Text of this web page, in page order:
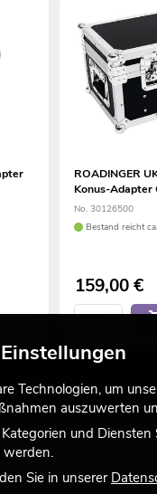
ROADINGER
Konus-Adapter
No. 30126500
Bestand reicht
159,00€
Technologien, um
auszuwerten
und
Sie in unserer